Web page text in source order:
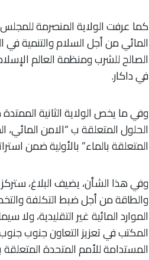
المائي من أجل السلام والتنمية
الصالح للشرب ومنظمة العالم
في داكار.
الحلول المتعلقة ب “الامن المائي،
المتعلقة بالماء” بالأولية ضمن
وفي هذا الشأن، يضيف البلاغ،
والطاقة من أجل ضبط التكلفة
الموارد المائية غير التقليدية،
المكتب في تعزيز التعاون جنوب
المستدامة للأمم المتحدة المتعلقة